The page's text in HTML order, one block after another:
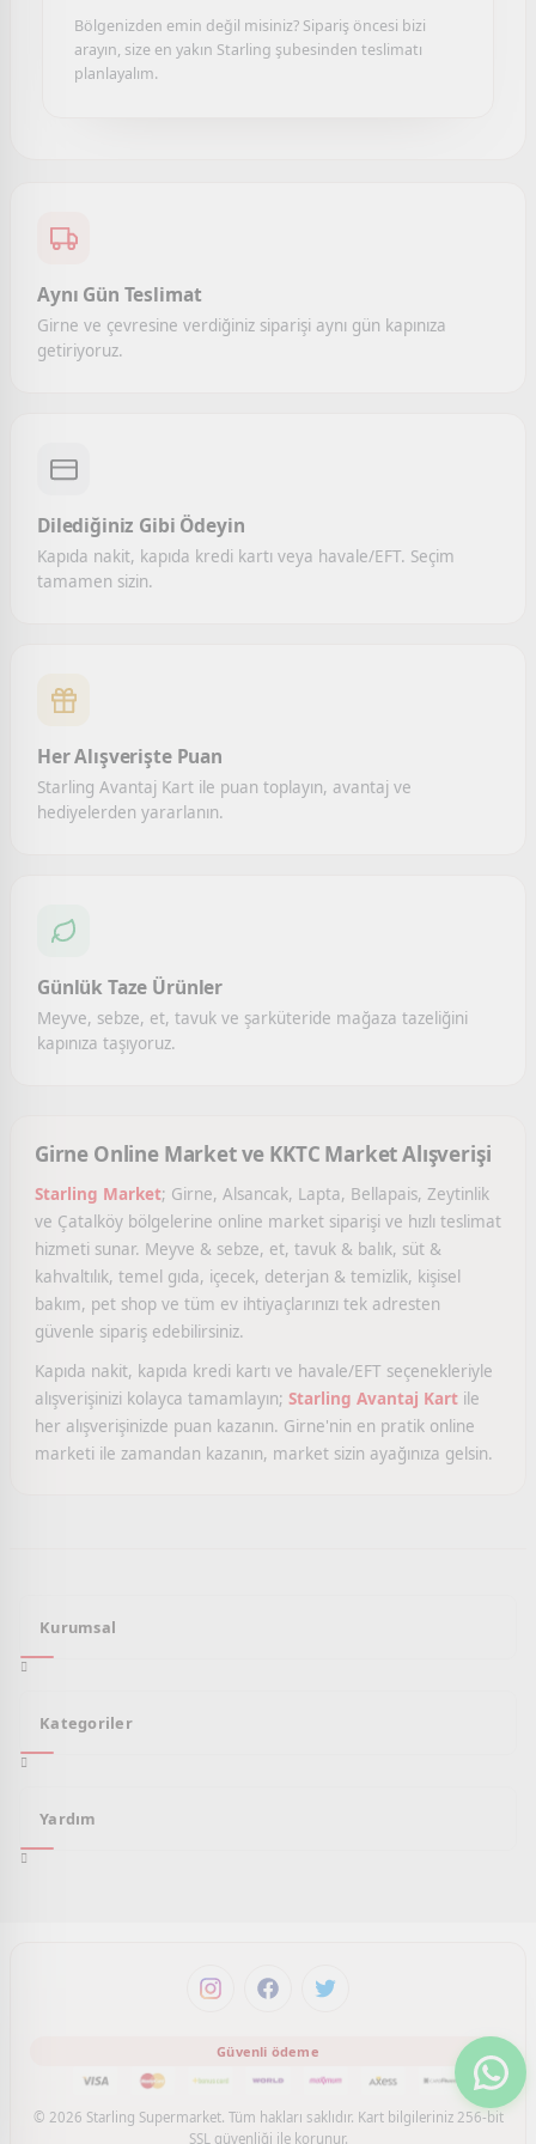
Bölgenizden emin değil misiniz? Sipariş öncesi bizi
arayın, size en yakın Starling şubesinden teslimatı
planlayalım.
Aynı Gün Teslimat
Girne ve çevresine verdiğiniz siparişi aynı gün kapınıza
getiriyoruz.
Dilediğiniz Gibi Ödeyin
Kapıda nakit, kapıda kredi kartı veya havale/EFT. Seçim
tamamen sizin.
Her Alışverişte Puan
Starling Avantaj Kart ile puan toplayın, avantaj ve
hediyelerden yararlanın.
Günlük Taze Ürünler
Meyve, sebze, et, tavuk ve şarküteride mağaza tazeliğini
kapınıza taşıyoruz.
Girne Online Market ve KKTC Market Alışverişi
Starling Market; Girne, Alsancak, Lapta, Bellapais, Zeytinlik
ve Çatalköy bölgelerine online market siparişi ve hızlı teslimat
hizmeti sunar. Meyve & sebze, et, tavuk & balık, süt &
kahvaltılık, temel gıda, içecek, deterjan & temizlik, kişisel
bakım, pet shop ve tüm ev ihtiyaçlarınızı tek adresten
güvenle sipariş edebilirsiniz.
Kapıda nakit, kapıda kredi kartı ve havale/EFT seçenekleriyle
alışverişinizi kolayca tamamlayın; Starling Avantaj Kart ile
her alışverişinizde puan kazanın. Girne'nin en pratik online
marketi ile zamandan kazanın, market sizin ayağınıza gelsin.
Kurumsal
Kategoriler
Yardım
© 2026 Starling Supermarket. Tüm hakları saklıdır. Kart bilgileriniz 256-bit
SSL güvenliği ile korunur.